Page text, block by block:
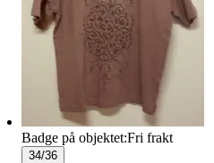
Badge på objektet:Fri frakt
34/36